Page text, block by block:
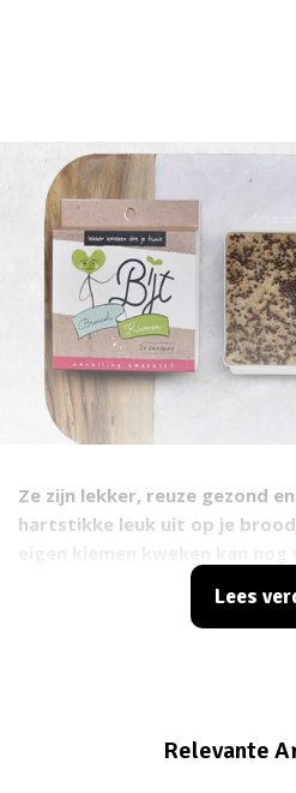
Ze zijn lekker, reuze gezond
hartstikke leuk uit op je
tijdrovend klusje zijn: wat
en check je elke dag wel even
Lees
Relevante